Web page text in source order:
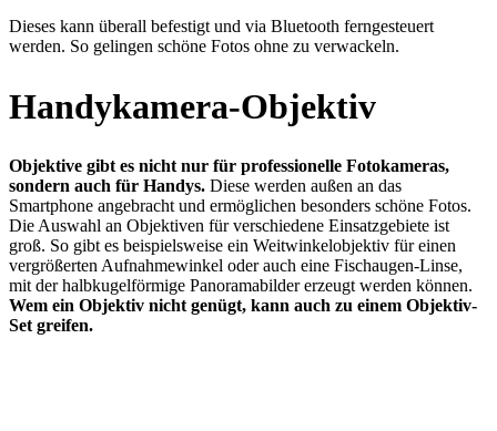
Dieses kann überall befestigt und via Bluetooth ferngesteuert
werden. So gelingen schöne Fotos ohne zu verwackeln.
Handykamera-Objektiv
Objektive gibt es nicht nur für professionelle Fotokameras,
sondern auch für Handys. Diese werden außen an das
Smartphone angebracht und ermöglichen besonders schöne Fotos.
Die Auswahl an Objektiven für verschiedene Einsatzgebiete ist
groß. So gibt es beispielsweise ein Weitwinkelobjektiv für einen
vergrößerten Aufnahmewinkel oder auch eine Fischaugen-Linse,
mit der halbkugelförmige Panoramabilder erzeugt werden können.
Wem ein Objektiv nicht genügt, kann auch zu einem Objektiv-
Set greifen.